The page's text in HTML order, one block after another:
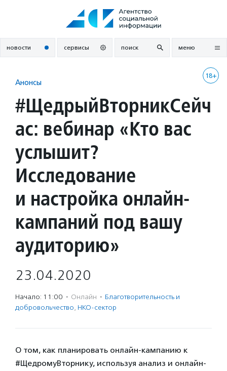
новости сервисы поиск меню
18+
Анонсы
#ЩедрыйВторникСейч
ас: вебинар «Кто вас
услышит?
Исследование
и настройка онлайн-
кампаний под вашу
аудиторию»
23.04.2020
Начало: 11:00 · Онлайн · Благотвори­тель­ность и
доброволь­чест­во, НКО-сектор
О том, как планировать онлайн-кампанию к
#ЩедромуВторнику, используя анализ и онлайн-